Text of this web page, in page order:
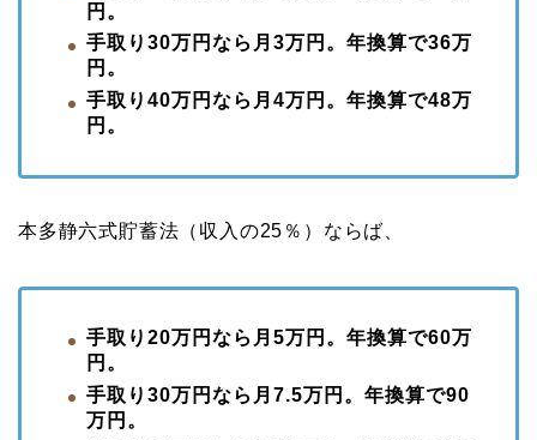
円。
手取り30万円なら月3万円。年換算で36万
円。
手取り40万円なら月4万円。年換算で48万
円。
本多静六式貯蓄法（収入の25％）ならば、
手取り20万円なら月5万円。年換算で60万
円。
手取り30万円なら月7.5万円。年換算で90
万円。